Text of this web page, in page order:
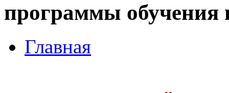
программы обучения
Главная